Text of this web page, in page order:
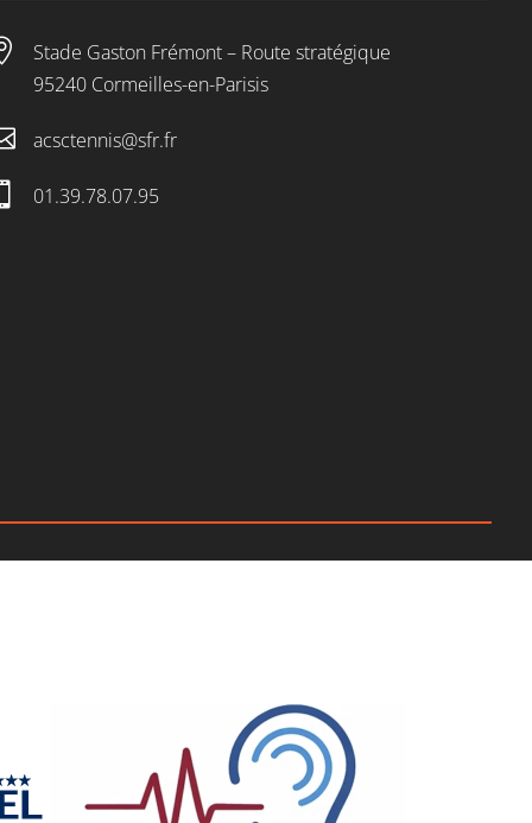
Stade Gaston Frémont – Route stratégique
95240 Cormeilles-en-Parisis
acsctennis@sfr.fr
01.39.78.07.95